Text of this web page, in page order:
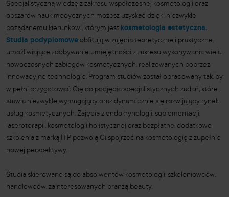
Specjalistyczną wiedzę z zakresu współczesnej kosmetologii oraz
obszarów nauk medycznych możesz uzyskać dzięki niezwykle
pożądanemu kierunkowi, którym jest kosmetologia estetyczna.
Studia podyplomowe obfitują w zajęcia teoretyczne i praktyczne,
umożliwiające zdobywanie umiejętności z zakresu wykonywania wielu
nowoczesnych zabiegów kosmetycznych, realizowanych poprzez
innowacyjne technologie. Program studiów został opracowany tak, by
w pełni przygotować Cię do podjęcia specjalistycznych zadań, które
stawia niezwykle wymagający oraz dynamicznie się rozwijający rynek
usług kosmetycznych. Zajęcia z endokrynologii, suplementacji,
laseroterapii, kosmetologii holistycznej oraz bezpłatne, dodatkowe
szkolenia z marką ITP pozwolą Ci spojrzeć na kosmetologię z zupełnie
nowej perspektywy.
Studia skierowane są do absolwentów kosmetologii, szkoleniowców,
handlowców, zainteresowanych branżą beauty.